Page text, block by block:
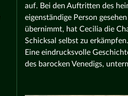
auf. Bei den Auftritten des
eigenständige Person
übernimmt, hat Cecilia die
Schicksal selbst zu erkämpfen.
Eine eindrucksvolle
des barocken Venedigs,